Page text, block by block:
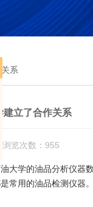
系
建立了合作关系
览次数：955
大学的油品分析仪器
常用的油品检测仪器。